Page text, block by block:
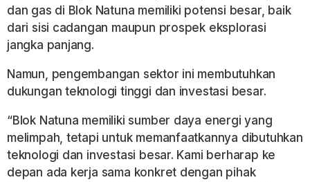
dan gas di Blok Natuna memiliki potensi besar, baik
dari sisi cadangan maupun prospek eksplorasi
jangka panjang.
Namun, pengembangan sektor ini membutuhkan
dukungan teknologi tinggi dan investasi besar.
“Blok Natuna memiliki sumber daya energi yang
melimpah, tetapi untuk memanfaatkannya dibutuhkan
teknologi dan investasi besar. Kami berharap ke
depan ada kerja sama konkret dengan pihak